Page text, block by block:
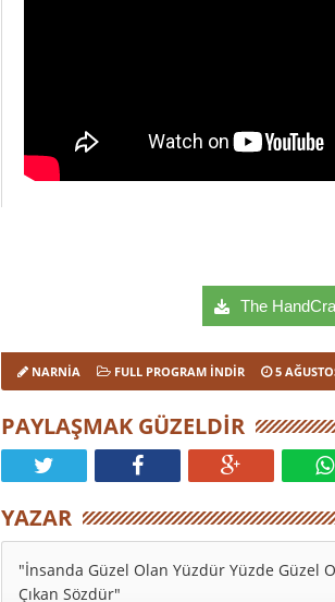
The
NARNIA FULL PROGRAM INDIR 5
PAYLAŞMAK GÜZELDIR
YAZAR
"İnsanda Güzel Olan Yüzdür Yüzde Güzel
Çıkan Sözdür"